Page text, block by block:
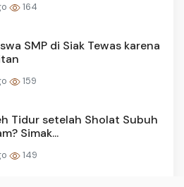
164
SMP di Siak Tewas karena
159
Tidur setelah Sholat Subuh
Simak...
149